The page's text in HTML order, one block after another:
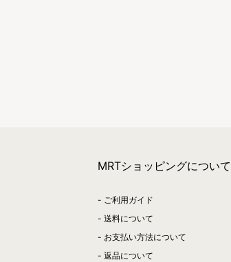
MRTショッピングについて
ご利用ガイド
送料について
お支払い方法について
返品について